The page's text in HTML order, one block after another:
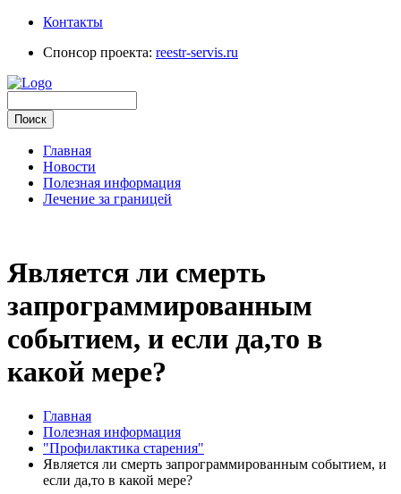
Контакты
Спонсор проекта: reestr-servis.ru
Главная
Новости
Полезная информация
Лечение за границей
Является ли смерть
запрограммированным
событием, и если да,то в
какой мере?
Главная
Полезная информация
"Профилактика старения"
Является ли смерть запрограммированным событием, и
если да,то в какой мере?